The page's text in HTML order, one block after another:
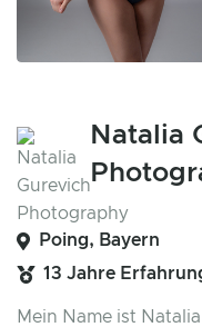
Natalia
Poing, Bayern
13 Jahre
Mein Name ist